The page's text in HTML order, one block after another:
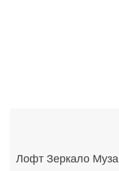
Лофт Зеркало Муза